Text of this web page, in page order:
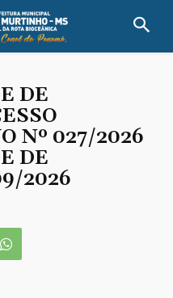
DE
Nº 027/2026
DE
2026